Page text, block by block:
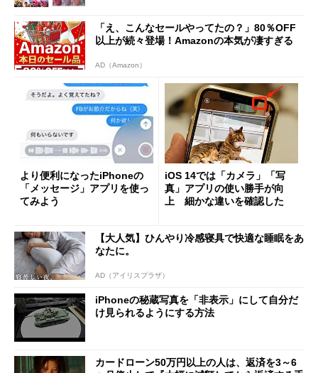
「え、こんなセールやってたの？」80％OFF
以上が続々登場！Amazonの本気が凄すぎる
AD（Amazon）
より便利になったiPhoneの
「メッセージ」アプリを使っ
てみよう
iOS 14では「カメラ」「写
真」アプリの使い勝手が向
上 細かな違いを確認した
【大人気】ひんやり冷感寝具で快適な睡眠をあ
なたに。
AD（アイリスプラザ）
iPhoneの秘蔵写真を「非表示」にして自分だ
け見られるようにする方法
カードローン50万円以上の人は、返済を3～6